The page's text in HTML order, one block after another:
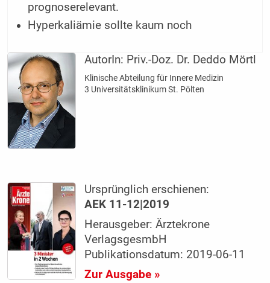
prognoserelevant.
Hyperkaliämie sollte kaum noch
AutorIn: Priv.-Doz. Dr. Deddo Mörtl
Klinische Abteilung für Innere Medizin
3 Universitätsklinikum St. Pölten
Ursprünglich erschienen:
AEK 11-12|2019
Herausgeber: Ärztekrone
VerlagsgesmbH
Publikationsdatum: 2019-06-11
Zur Ausgabe »